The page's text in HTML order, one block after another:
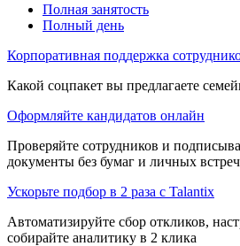
Полная занятость
Полный день
Корпоративная поддержка
Какой соцпакет вы предлагаете
Оформляйте кандидатов онлайн
Проверяйте сотрудников и
документы без бумаг и личных встреч
Ускорьте подбор в 2 раза с Talantix
Автоматизируйте сбор откликов,
собирайте аналитику в 2 клика